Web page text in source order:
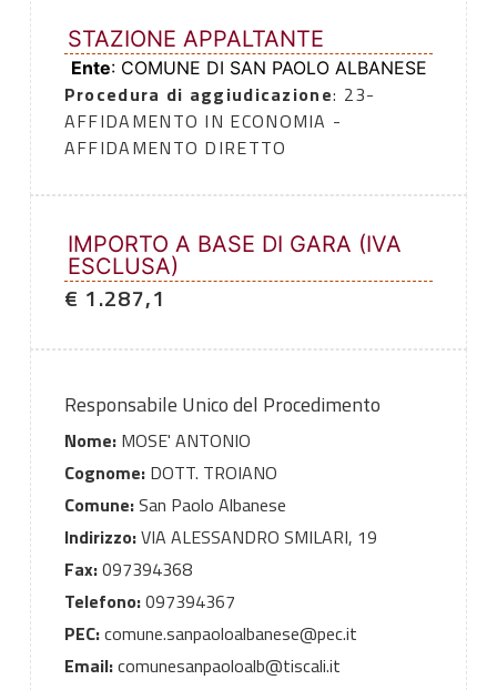
STAZIONE APPALTANTE
Ente: COMUNE DI SAN PAOLO ALBANESE
Procedura di aggiudicazione: 23-
AFFIDAMENTO IN ECONOMIA -
AFFIDAMENTO DIRETTO
IMPORTO A BASE DI GARA (IVA
ESCLUSA)
€ 1.287,1
Responsabile Unico del Procedimento
Nome:MOSE' ANTONIO
Cognome:DOTT. TROIANO
Comune:San Paolo Albanese
Indirizzo:VIA ALESSANDRO SMILARI, 19
Fax:097394368
Telefono:097394367
PEC:comune.sanpaoloalbanese@pec.it
Email:comunesanpaoloalb@tiscali.it